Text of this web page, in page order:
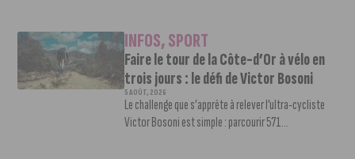
INFOS,SPORT
Faire le tour de la Côte-d’Or à vélo en
trois jours : le défi de Victor Bosoni
5 AOÛT, 2026
Le challenge que s’apprête à relever l’ultra-cycliste
Victor Bosoni est simple : parcourir 571...